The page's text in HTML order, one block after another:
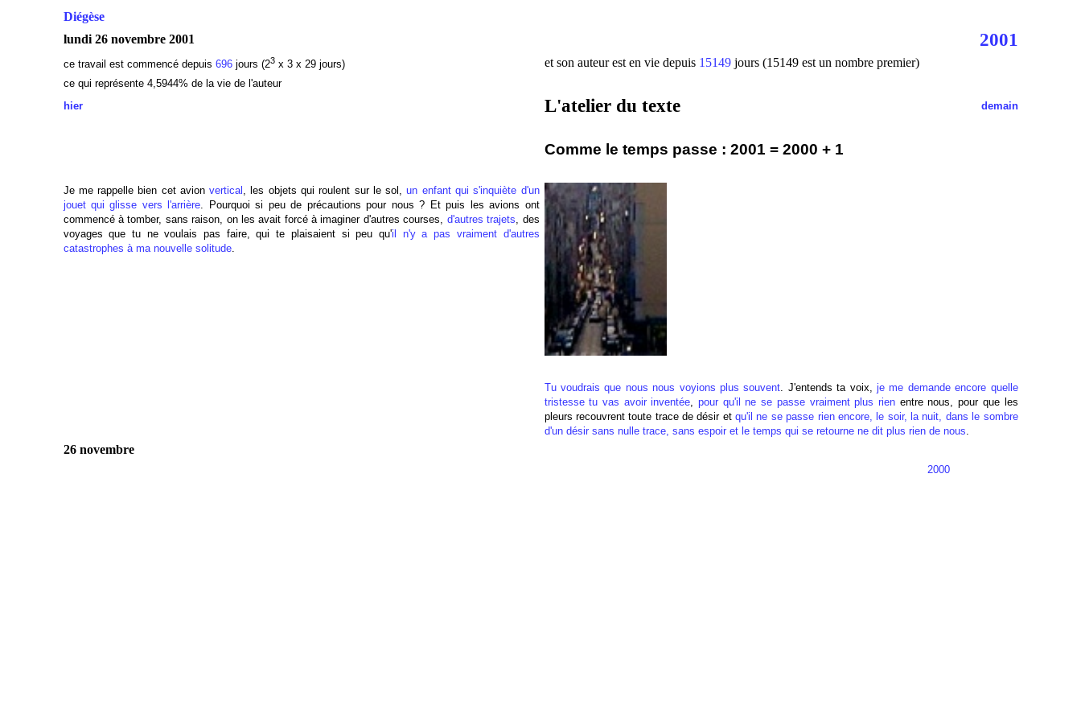
Diégèse
lundi 26 novembre 2001
2001
ce travail est commencé depuis 696jours (23x 3 x 29 jours) et son auteur est en vie depuis 15149jours (15149 est un nombre premier)
ce qui représente 4,5944% de la vie de l'auteur
hier
L'atelier du texte demain
Comme le temps passe : 2001 = 2000 + 1
Je me rappelle bien cet avionvertical , les objets qui roulent sur le sol,un enfant qui s'inquiète d'un
jouet qui glisse vers l'arrière. Pourquoi si peu de précautions pour nous ? Et puis les avions ont
commencé à tomber, sans raison, on les avait forcé à imaginer d'autres courses, d'autres trajets, des
voyages que tu ne voulais pas faire, qui te plaisaient si peu qu'il n'y a pas vraiment d'autres
catastrophes à ma nouvelle solitude.
Tu voudrais que nous nous voyions plus souvent. J'entends ta voix, je me demande encore quelle
tristesse tu vas avoir inventée,pour qu'il ne se passe vraiment plus rien entre nous, pour que les
pleurs recouvrent toute trace de désir etqu'il ne se passe rien encore, le soir, la nuit, dans le sombre
d'un désir sans nulle trace, sans espoir et le temps qui se retourne ne dit plus rien de nous.
26 novembre
2000